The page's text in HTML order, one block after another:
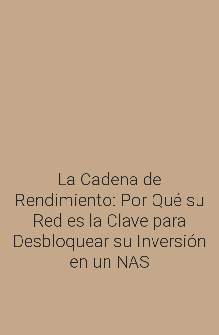
La Cadena de
Rendimiento: Por Qué su
Red es la Clave para
Desbloquear su Inversión
en un NAS